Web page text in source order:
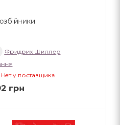
Фридрих Шиллер
Нет у поставщика
грн